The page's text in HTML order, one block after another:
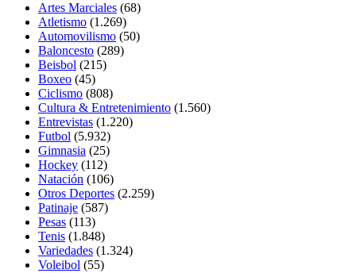
Artes Marciales (68)
Atletismo (1.269)
Automovilismo (50)
Baloncesto (289)
Beisbol (215)
Boxeo (45)
Ciclismo (808)
Cultura & Entretenimiento (1.560)
Entrevistas (1.220)
Futbol (5.932)
Gimnasia (25)
Hockey (112)
Natación (106)
Otros Deportes (2.259)
Patinaje (587)
Pesas (113)
Tenis (1.848)
Variedades (1.324)
Voleibol (55)